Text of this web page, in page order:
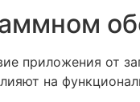
приложения от
на